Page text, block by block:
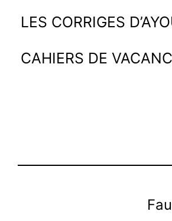
Ayoub
les
LES CORRIGES
CAHIERS DE